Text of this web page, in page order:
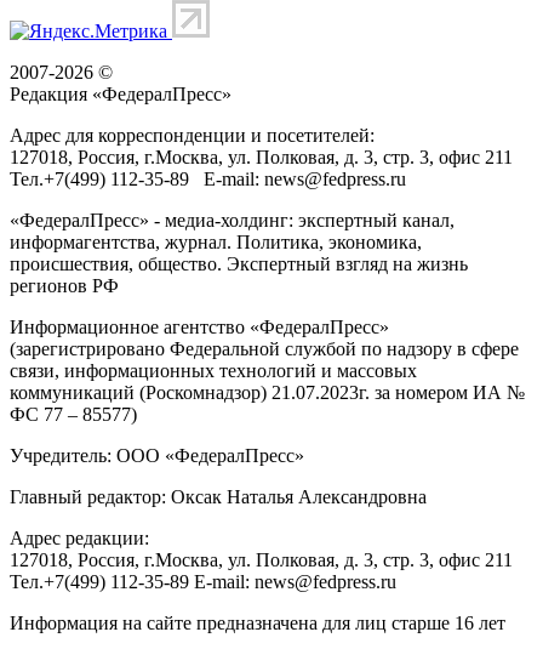
2007-2026 ©
Редакция «ФедералПресс»
Адрес для корреспонденции и посетителей:
127018, Россия, г.Москва, ул. Полковая, д. 3, стр. 3, офис 211
Тел.+7(499) 112-35-89 E-mail: news@fedpress.ru
«ФедералПресс» - медиа-холдинг: экспертный канал,
информагентства, журнал. Политика, экономика,
происшествия, общество. Экспертный взгляд на жизнь
регионов РФ
Информационное агентство «ФедералПресс»
(зарегистрировано Федеральной службой по надзору в сфере
связи, информационных технологий и массовых
коммуникаций (Роскомнадзор) 21.07.2023г. за номером ИА №
ФС 77 – 85577)
Учредитель: ООО «ФедералПресс»
Главный редактор: Оксак Наталья Александровна
Адрес редакции:
127018, Россия, г.Москва, ул. Полковая, д. 3, стр. 3, офис 211
Тел.+7(499) 112-35-89 E-mail: news@fedpress.ru
Информация на сайте предназначена для лиц старше 16 лет